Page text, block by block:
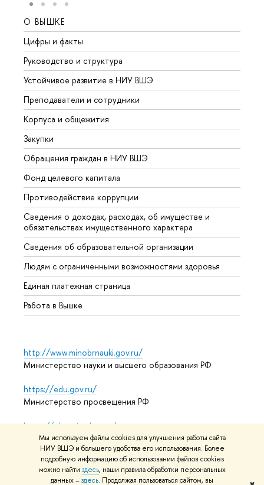
Мы используем файлы cookies для улучшения работы сайта
НИУ ВШЭ и большего удобства его использования. Более
подробную информацию об использовании файлов cookies
можно найти здесь, наши правила обработки персональных
данных –здесь. Продолжая пользоваться сайтом, вы
О ВЫШКЕ
Цифры и факты
Руководство и структура
Устойчивое развитие в НИУ ВШЭ
Преподаватели и сотрудники
Корпуса и общежития
Закупки
Обращения граждан в НИУ ВШЭ
Фонд целевого капитала
Противодействие коррупции
Сведения о доходах, расходах, об имуществе и
обязательствах имущественного характера
Сведения об образовательной организации
Людям с ограниченными возможностями здоровья
Единая платежная страница
Работа в Вышке
http://www.minobrnauki.gov.ru/
Министерство науки и высшего образования РФ
https://edu.gov.ru/
Министерство просвещения РФ
https://elearning.hse.ru/mooc
Массовые открытые онлайн-курсы
© НИУ ВШЭ 1993–2026 Адреса и контактыУсловия